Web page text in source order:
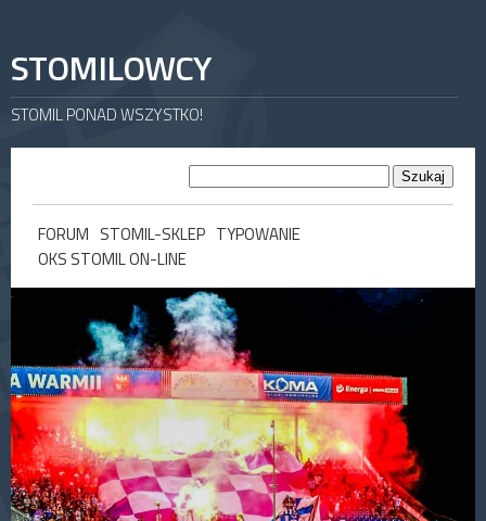
STOMILOWCY
STOMIL PONAD WSZYSTKO!
FORUM STOMIL-SKLEP TYPOWANIE
OKS STOMIL ON-LINE